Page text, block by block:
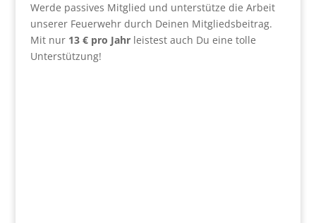
Werde passives Mitglied und unterstütze die Arbeit
unserer Feuerwehr durch Deinen Mitgliedsbeitrag.
Mit nur 13 € pro Jahrleistest auch Du eine tolle
Unterstützung!